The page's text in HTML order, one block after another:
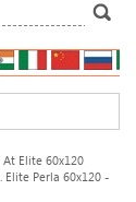
At Elite 60x120
Elite Perla 60x120 -